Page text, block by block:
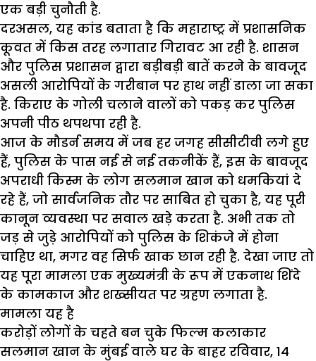
एक बड़ी चुनौती है.
दरअसल, यह कांड बताता है कि महाराष्ट्र में प्रशासनिक
कूवत में किस तरह लगातार गिरावट आ रही है. शासन
और पुलिस प्रशासन द्वारा बड़ीबड़ी बातें करने के बावजूद
असली आरोपियों के गरीबान पर हाथ नहीं डाला जा सका
है. किराए के गोली चलाने वालों को पकड़ कर पुलिस
अपनी पीठ थपथपा रही है.
आज के मौडर्न समय में जब हर जगह सीसीटीवी लगे हुए
हैं, पुलिस के पास नई से नई तकनीकें हैं, इस के बावजूद
अपराधी किस्म के लोग सलमान खान को धमकियां दे
रहे हैं, जो सार्वजनिक तौर पर साबित हो चुका है, यह पूरी
कानून व्यवस्था पर सवाल खड़े करता है. अभी तक तो
जड़ से जुड़े आरोपियों को पुलिस के शिकंजे में होना
चाहिए था, मगर वह सिर्फ खाक छान रही है. देखा जाए तो
यह पूरा मामला एक मुख्यमंत्री के रूप में एकनाथ शिंदे
के कामकाज और शख्सीयत पर ग्रहण लगाता है.
मामला यह है
करोड़ों लोगों के चहते बन चुके फिल्म कलाकार
सलमान खान के मुंबई वाले घर के बाहर रविवार, 14